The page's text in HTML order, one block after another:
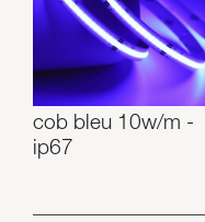
cob bleu 10w/m -
ip67